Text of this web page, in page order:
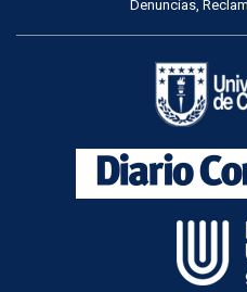
Denuncias,